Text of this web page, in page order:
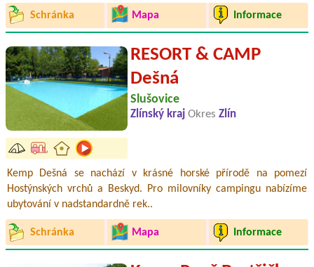
Schránka Mapa Informace
RESORT & CAMP
Dešná
Slušovice
Zlínský kraj Okres Zlín
Kemp Dešná se nachází v krásné horské přírodě na pomezí
Hostýnských vrchů a Beskyd. Pro milovníky campingu nabízíme
ubytování v nadstandardně rek..
Schránka Mapa Informace